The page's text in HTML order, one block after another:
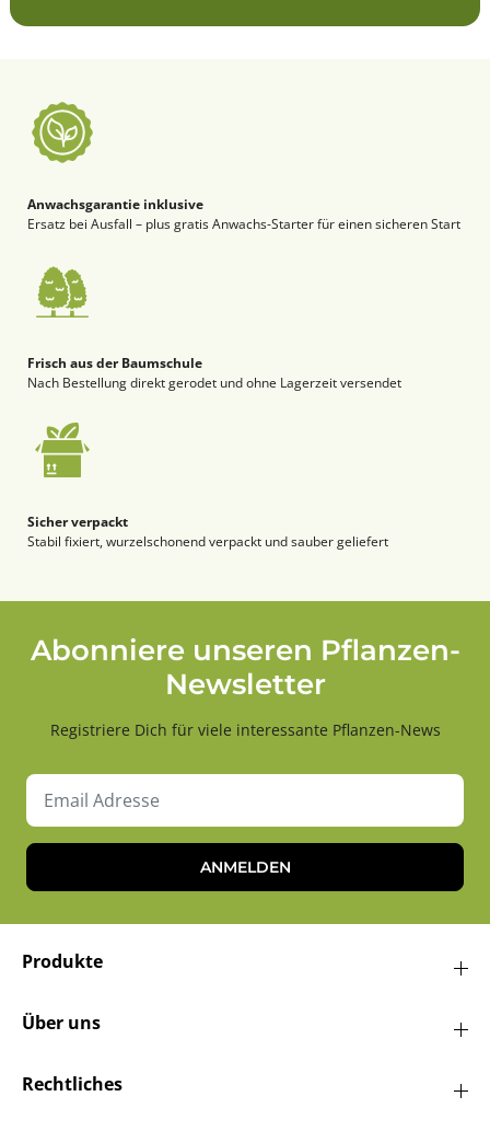
Anwachsgarantie inklusive
Ersatz bei Ausfall – plus gratis Anwachs-Starter für einen sicheren Start
Frisch aus der Baumschule
Nach Bestellung direkt gerodet und ohne Lagerzeit versendet
Sicher verpackt
Stabil fixiert, wurzelschonend verpackt und sauber geliefert
Abonniere unseren Pflanzen-
Newsletter
Registriere Dich für viele interessante Pflanzen-News
ANMELDEN
Produkte
Über uns
Rechtliches